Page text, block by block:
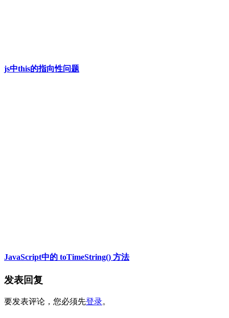
js中this的指向性问题
JavaScript中的 toTimeString() 方法
发表回复
要发表评论，您必须先登录。